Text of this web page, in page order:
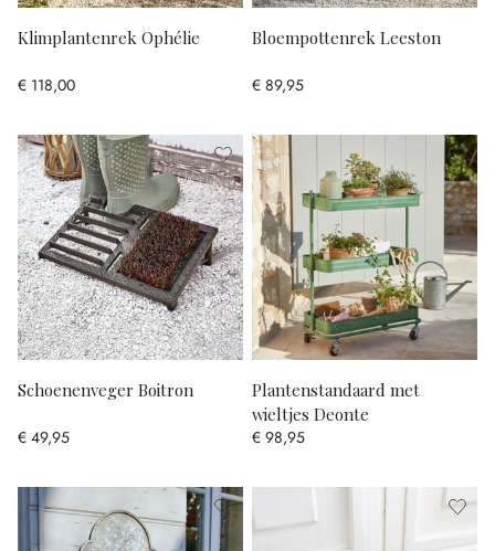
Klimplantenrek Ophélie
€ 118,00
Bloempottenrek Leeston
€ 89,95
Schoenenveger Boitron
€ 49,95
Plantenstandaard met
wieltjes Deonte
€ 98,95